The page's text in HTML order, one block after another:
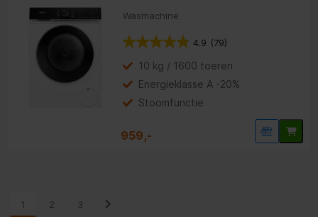
Wasmachine
4.9 (79)
10 kg / 1600 toeren
Energieklasse A -20%
Stoomfunctie
959,-
1 2 3